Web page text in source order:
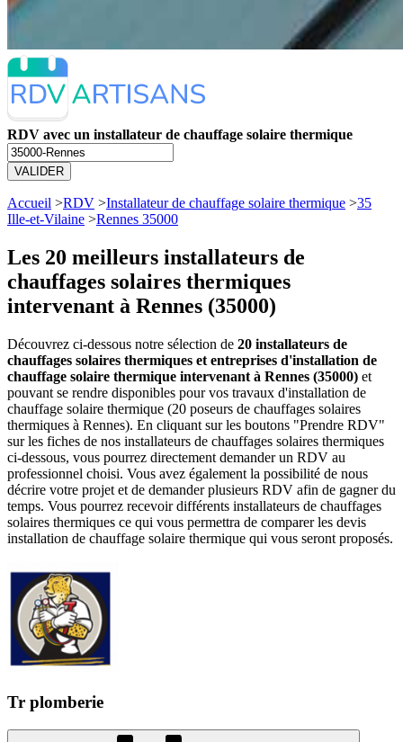
RDV avec un installateur de chauffage solaire thermique
VALIDER
Accueil >RDV >Installateur de chauffage solaire thermique >35
Ille-et-Vilaine >Rennes 35000
Les 20 meilleurs installateurs de
chauffages solaires thermiques
intervenant à Rennes (35000)
Découvrez ci-dessous notre sélection de 20 installateurs de
chauffages solaires thermiques et entreprises d'installation de
chauffage solaire thermique intervenant à Rennes (35000) et
pouvant se rendre disponibles pour vos travaux d'installation de
chauffage solaire thermique (20 poseurs de chauffages solaires
thermiques à Rennes). En cliquant sur les boutons "Prendre RDV"
sur les fiches de nos installateurs de chauffages solaires thermiques
ci-dessous, vous pourrez directement demander un RDV au
professionnel choisi. Vous avez également la possibilité de nous
décrire votre projet et de demander plusieurs RDV afin de gagner du
temps. Vous pourrez recevoir différents installateurs de chauffages
solaires thermiques ce qui vous permettra de comparer les devis
installation de chauffage solaire thermique qui vous seront proposés.
Tr plomberie